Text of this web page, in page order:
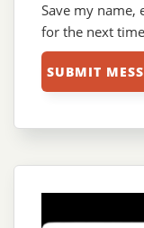
Save my name,
for the next